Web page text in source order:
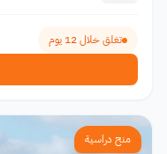
تغلق خلال 12 يوم
منح دراسية